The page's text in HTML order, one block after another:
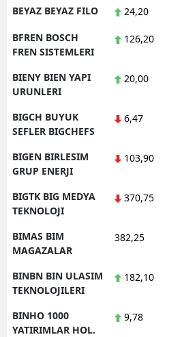
BEYAZ BEYAZ FILO 24,20
BFREN BOSCH
FREN SISTEMLERI
126,20
BIENY BIEN YAPI
URUNLERI
20,00
BIGCH BUYUK
SEFLER BIGCHEFS
6,47
BIGEN BIRLESIM
GRUP ENERJI
103,90
BIGTK BIG MEDYA
TEKNOLOJI
370,75
BIMAS BIM
MAGAZALAR
382,25
BINBN BIN ULASIM
TEKNOLOJILERI
182,10
BINHO 1000
YATIRIMLAR HOL.
9,78